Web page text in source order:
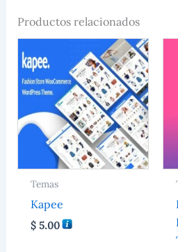
Productos relacionados
Temas
Kapee
$5.00